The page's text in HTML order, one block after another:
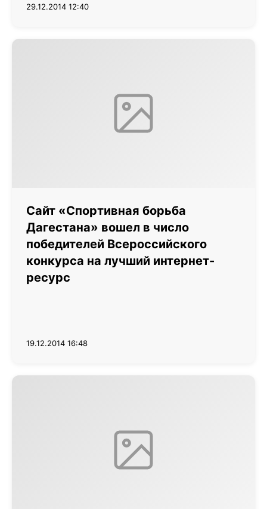
29.12.2014 12:40
Сайт «Спортивная борьба
Дагестана» вошел в число
победителей Всероссийского
конкурса на лучший интернет-
ресурс
19.12.2014 16:48